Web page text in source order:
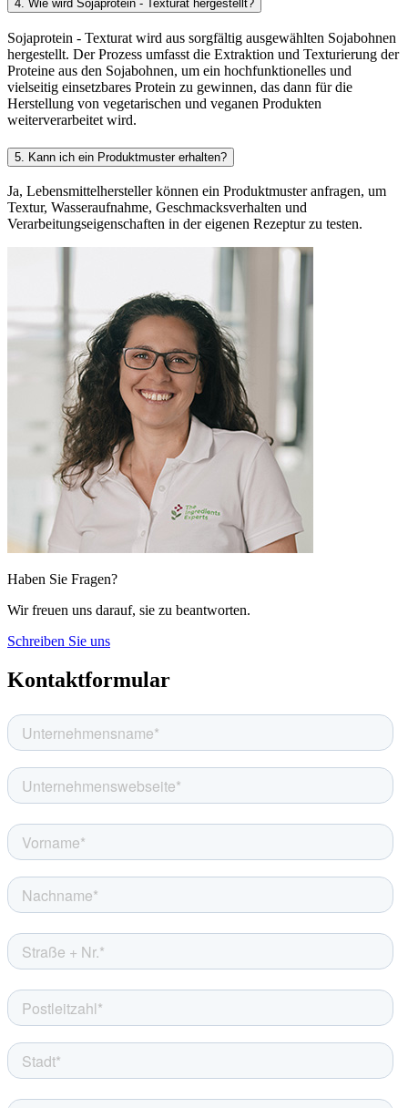
4. Wie wird Sojaprotein - Texturat hergestellt?
Sojaprotein - Texturat wird aus sorgfältig ausgewählten Sojabohnen
hergestellt. Der Prozess umfasst die Extraktion und Texturierung der
Proteine aus den Sojabohnen, um ein hochfunktionelles und
vielseitig einsetzbares Protein zu gewinnen, das dann für die
Herstellung von vegetarischen und veganen Produkten
weiterverarbeitet wird.
5. Kann ich ein Produktmuster erhalten?
Ja, Lebensmittelhersteller können ein Produktmuster anfragen, um
Textur, Wasseraufnahme, Geschmacksverhalten und
Verarbeitungseigenschaften in der eigenen Rezeptur zu testen.
Haben Sie Fragen?
Wir freuen uns darauf, sie zu beantworten.
Schreiben Sie uns
Kontaktformular